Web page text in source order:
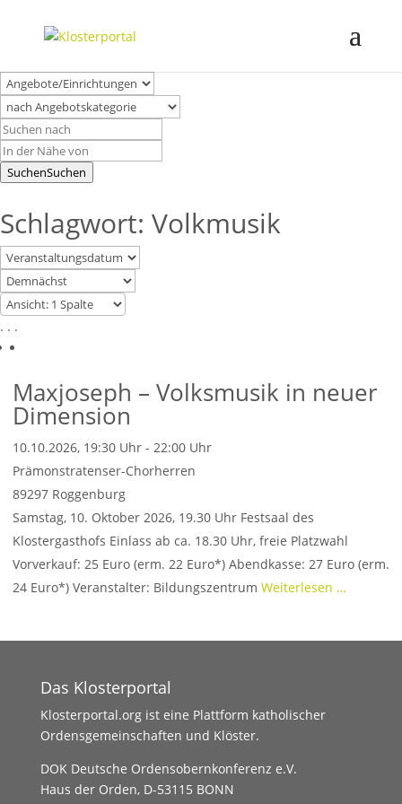
SuchenSuchen
Schlagwort: Volkmusik
. . .
Maxjoseph – Volksmusik in neuer
Dimension
10.10.2026, 19:30 Uhr - 22:00 Uhr
Prämonstratenser-Chorherren
89297 Roggenburg
Samstag, 10. Oktober 2026, 19.30 Uhr Festsaal des
Klostergasthofs Einlass ab ca. 18.30 Uhr, freie Platzwahl
Vorverkauf: 25 Euro (erm. 22 Euro*) Abendkasse: 27 Euro (erm.
24 Euro*) Veranstalter: Bildungszentrum Weiterlesen …
Das Klosterportal
Klosterportal.org ist eine Plattform katholischer
Ordensgemeinschaften und Klöster.
DOK Deutsche Ordensobernkonferenz e.V.
Haus der Orden, D-53115 BONN